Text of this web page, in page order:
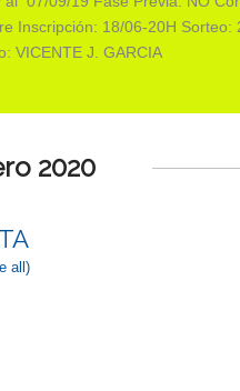
Inscripción: 18/06-20H Sorteo:
VICENTE J. GARCIA
2020
all)